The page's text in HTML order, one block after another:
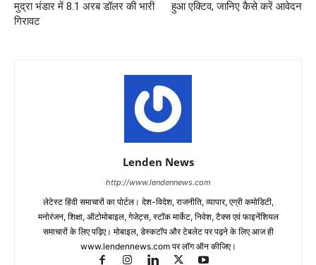
मुद्रा भंडार में 8.1 अरब डॉलर की भारी
गिरावट
हुआ एक्टिव, जानिए कैसे करें आवेदन
Lenden News
http://www.lendennews.com
लेटेस्ट हिंदी समाचारों का पोर्टल। देश-विदेश, राजनीति, व्यापार, एग्री कमोडिटी,
मनोरंजन, शिक्षा, ऑटोमोबाइल, गेजेट्स, स्टॉक मार्केट, निवेश, टैक्स एवं फाइनेंशियल
समाचारों के लिए पढ़िए। मोबाइल, डेस्कटॉप और टेबलेट पर पढ़ने के लिए आज ही
www.lendennews.com पर लॉग ऑन कीजिए।